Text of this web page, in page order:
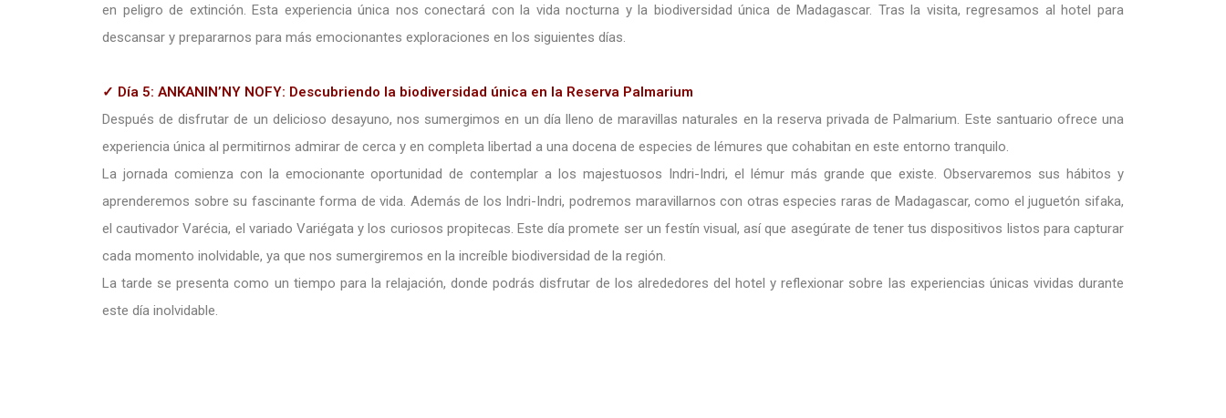
en peligro de extinción. Esta experiencia única nos conectará con la vida nocturna y la biodiversidad única de Madagascar. Tras la visita, regresamos al hotel para
descansar y prepararnos para más emocionantes exploraciones en los siguientes días.
✓ Día 5: ANKANIN’NY NOFY: Descubriendo la biodiversidad única en la Reserva Palmarium
Después de disfrutar de un delicioso desayuno, nos sumergimos en un día lleno de maravillas naturales en la reserva privada de Palmarium. Este santuario ofrece una
experiencia única al permitirnos admirar de cerca y en completa libertad a una docena de especies de lémures que cohabitan en este entorno tranquilo.
La jornada comienza con la emocionante oportunidad de contemplar a los majestuosos Indri-Indri, el lémur más grande que existe. Observaremos sus hábitos y
aprenderemos sobre su fascinante forma de vida. Además de los Indri-Indri, podremos maravillarnos con otras especies raras de Madagascar, como el juguetón sifaka,
el cautivador Varécia, el variado Variégata y los curiosos propitecas. Este día promete ser un festín visual, así que asegúrate de tener tus dispositivos listos para capturar
cada momento inolvidable, ya que nos sumergiremos en la increíble biodiversidad de la región.
La tarde se presenta como un tiempo para la relajación, donde podrás disfrutar de los alrededores del hotel y reflexionar sobre las experiencias únicas vividas durante
este día inolvidable.